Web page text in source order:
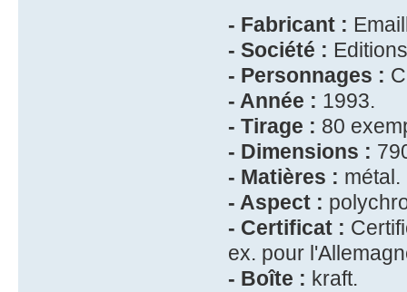
- Fabricant :
- Société :
- Personnages :
- Année : 1993.
- Tirage : 80
- Dimensions :
- Matières : métal.
- Aspect :
- Certificat :
ex. pour
- Boîte : kraft.